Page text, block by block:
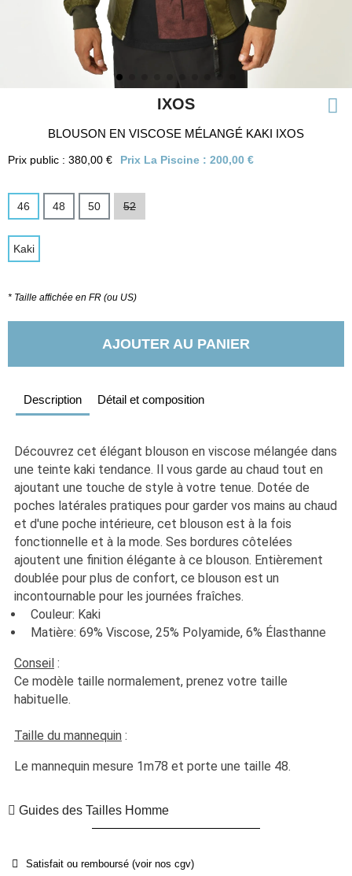
IXOS
BLOUSON EN VISCOSE MÉLANGÉ KAKI IXOS
Prix public : 380,00 € Prix La Piscine : 200,00 €
46 48 50 52
Kaki
* Taille affichée en FR (ou US)
AJOUTER AU PANIER
Description Détail et composition
Découvrez cet élégant blouson en viscose mélangée dans
une teinte kaki tendance. Il vous garde au chaud tout en
ajoutant une touche de style à votre tenue. Dotée de
poches latérales pratiques pour garder vos mains au chaud
et d'une poche intérieure, cet blouson est à la fois
fonctionnelle et à la mode. Ses bordures côtelées
ajoutent une finition élégante à ce blouson. Entièrement
doublée pour plus de confort, ce blouson est un
incontournable pour les journées fraîches.
Couleur: Kaki
Matière: 69% Viscose, 25% Polyamide, 6% Élasthanne
Conseil :
Ce modèle taille normalement, prenez votre taille
habituelle.
Taille du mannequin :
Le mannequin mesure 1m78 et porte une taille 48.
Guides des Tailles Homme
Satisfait ou remboursé (voir nos cgv)